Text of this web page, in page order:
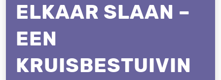
ELKAAR SLAAN –
EEN
KRUISBESTUIVIN